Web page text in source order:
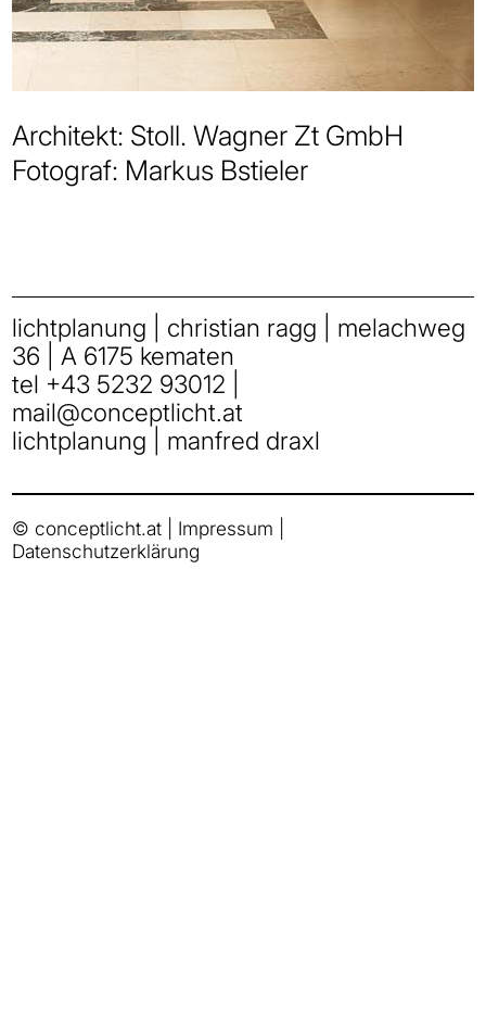
Architekt: Stoll. Wagner Zt GmbH
Fotograf: Markus Bstieler
lichtplanung | christian ragg | melachweg
36 | A 6175 kematen
tel +43 5232 93012
mail@conceptlicht.at
lichtplanung | manfred draxl
© conceptlicht.at | Impressum
Datenschutzerklärung